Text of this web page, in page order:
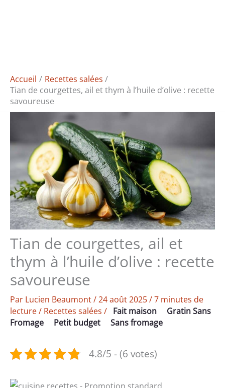
Accueil
Recettes salées
Tian de courgettes, ail et thym à l’huile d’olive : recette
savoureuse
Tian de courgettes, ail et
thym à l’huile d’olive : recette
savoureuse
Par Lucien Beaumont/24 août 2025/7 minutes de
lecture/ Recettes salées / Fait maison
Gratin Sans
Fromage
Petit budget Sans fromage
4.8/5 - (6 votes)